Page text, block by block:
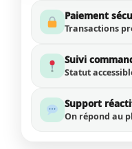
Paiement
Transactions
Suivi
Statut
Support
On répond au